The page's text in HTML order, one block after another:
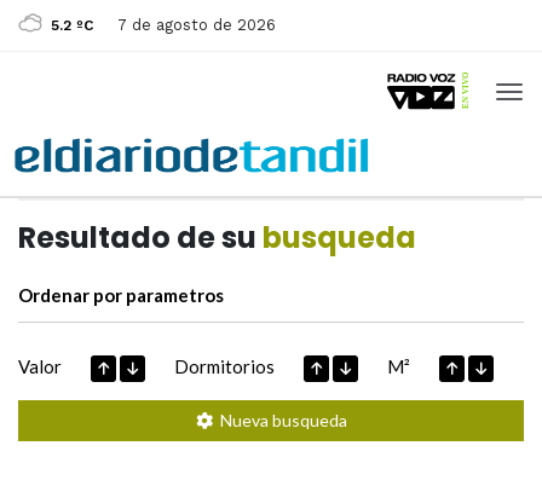
5.2 ºC 7 de agosto de 2026
Resultado de su busqueda
Ordenar por parametros
Valor Dormitorios M²
Nueva busqueda